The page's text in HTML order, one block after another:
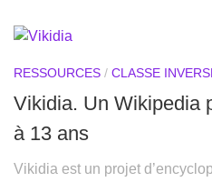
RESSOURCES / CLASSE
Vikidia. Un Wikipedia
à 13 ans
Vikidia est un projet